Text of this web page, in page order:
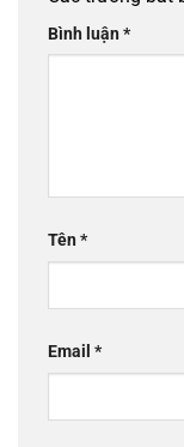
Bình luận*
Tên*
Email *